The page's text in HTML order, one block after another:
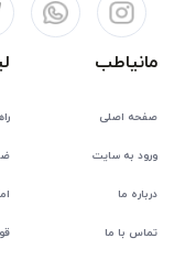
مانیاطب
صفحه اصلی
ورود به سایت
درباره ما
تماس با ما